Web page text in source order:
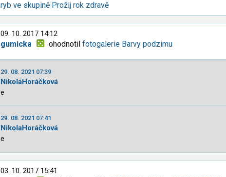
ryb ve skupině Prožij rok zdravě
09. 10. 2017 14:12
gumicka ohodnotilfotogalerie Barvy podzimu
29. 08. 2021 07:39
NikolaHoráčková
e
29. 08. 2021 07:41
NikolaHoráčková
e
03. 10. 2017 15:41